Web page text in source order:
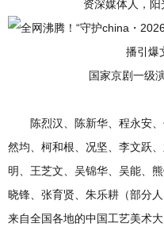
资深媒体人，
国家京剧一级
陈烈汉、陈新华、程永安
然均、柯和根、况坚、李文跃
明、王芝文、吴锦华、吴能、
晓锋、张育贤、朱乐耕（部分
来自全国各地的中国工艺美术